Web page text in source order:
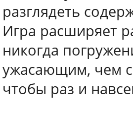
разглядеть
Игра расширяет
никогда
ужасающим, чем
чтобы раз и